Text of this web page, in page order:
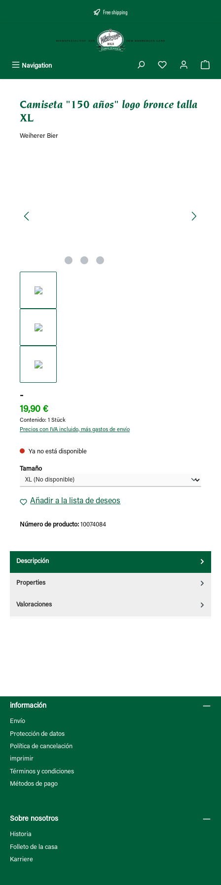
Free shipping
Navigation
Camiseta "150 años" logo bronce talla
XL
Weiherer Bier
-
19,90 €
Contenido: 1 Stück
Precios con IVA incluido, más gastos de envío
Ya no está disponible
Seleccione
Tamaño
Añadir a la lista de deseos
Número de producto: 10074084
Descripción
Properties
Valoraciones
información
Envío
Protección de datos
Política de cancelación
imprimir
Términos y condiciones
Métodos de pago
Sobre nosotros
Historia
Folleto de la casa
Karriere